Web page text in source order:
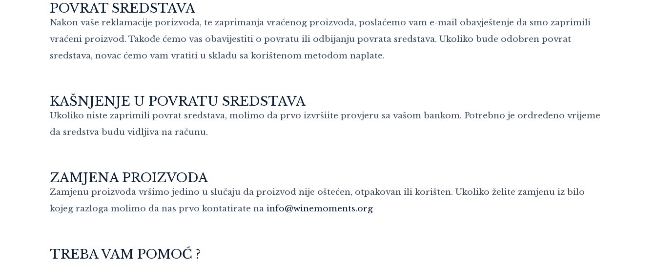
POVRAT SREDSTAVA
Nakon vaše reklamacije porizvoda, te zaprimanja vraćenog proizvoda, poslaćemo vam e-mail obavještenje da smo zaprimili
vraćeni proizvod. Takođe ćemo vas obavijestiti o povratu ili odbijanju povrata sredstava. Ukoliko bude odobren povrat
sredstava, novac ćemo vam vratiti u skladu sa korištenom metodom naplate.
KAŠNJENJE U POVRATU SREDSTAVA
Ukoliko niste zaprimili povrat sredstava, molimo da prvo izvršiite provjeru sa vašom bankom. Potrebno je ordređeno vrijeme
da sredstva budu vidljiva na računu.
ZAMJENA PROIZVODA
Zamjenu proizvoda vršimo jedino u slučaju da proizvod nije oštećen, otpakovan ili korišten. Ukoliko želite zamjenu iz bilo
kojeg razloga molimo da nas prvo kontatirate na info@winemoments.org
TREBA VAM POMOĆ ?